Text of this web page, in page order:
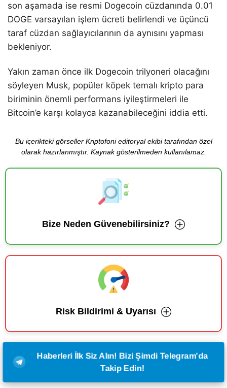
son aşamada ise resmi Dogecoin cüzdanında 0.01
DOGE varsayılan işlem ücreti belirlendi ve üçüncü
taraf cüzdan sağlayıcılarının da aynısını yapması
bekleniyor.
Yakın zaman önce ilk Dogecoin trilyoneri olacağını
söyleyen Musk, popüler köpek temalı kripto para
biriminin önemli performans iyileştirmeleri ile
Bitcoin’e karşı kolayca kazanabileceğini iddia etti.
Bu içerikteki görseller Kriptofoni editoryal ekibi tarafından özel
olarak hazırlanmıştır. Kaynak gösterilmeden kullanılamaz.
Bize Neden Güvenebilirsiniz?
Risk Bildirimi & Uyarısı
Haberleri İlk Siz Alın! Bizi Şimdi Telegram'da
Takip Edin!